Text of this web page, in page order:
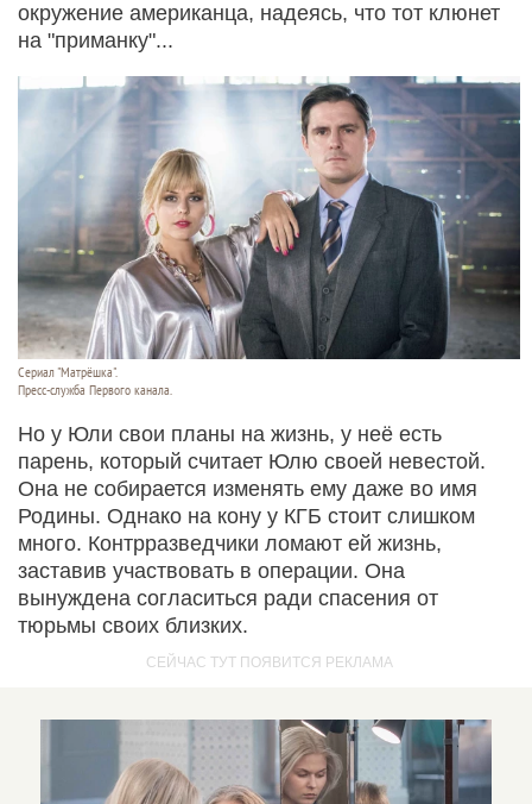
окружение американца, надеясь, что тот клюнет
на "приманку"...
Сериал "Матрёшка".
Пресс-служба Первого канала.
Но у Юли свои планы на жизнь, у неё есть
парень, который считает Юлю своей невестой.
Она не собирается изменять ему даже во имя
Родины. Однако на кону у КГБ стоит слишком
много. Контрразведчики ломают ей жизнь,
заставив участвовать в операции. Она
вынуждена согласиться ради спасения от
тюрьмы своих близких.